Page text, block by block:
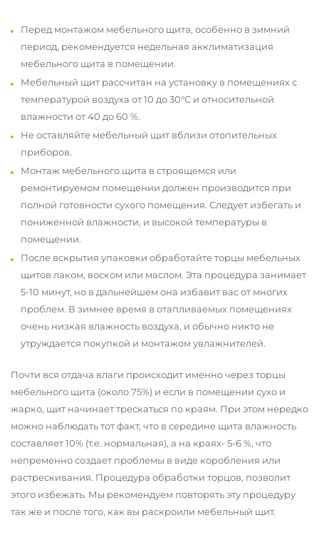
Перед монтажом мебельного щита, особенно в зимний
период, рекомендуется недельная акклиматизация
мебельного щита в помещении.
Мебельный щит рассчитан на установку в помещениях с
температурой воздуха от 10 до 30°С и относительной
влажности от 40 до 60 %.
Не оставляйте мебельный щит вблизи отопительных
приборов.
Монтаж мебельного щита в строящемся или
ремонтируемом помещении должен производится при
полной готовности сухого помещения. Следует избегать и
пониженной влажности, и высокой температуры в
помещении.
После вскрытия упаковки обработайте торцы мебельных
щитов лаком, воском или маслом. Эта процедура занимает
5-10 минут, но в дальнейшем она избавит вас от многих
проблем. В зимнее время в отапливаемых помещениях
очень низкая влажность воздуха, и обычно никто не
утруждается покупкой и монтажом увлажнителей.
Почти вся отдача влаги происходит именно через торцы
мебельного щита (около 75%) и если в помещении сухо и
жарко, щит начинает трескаться по краям. При этом нередко
можно наблюдать тот факт, что в середине щита влажность
составляет 10% (т.е. нормальная), а на краях- 5-6 %, что
непременно создает проблемы в виде коробления или
растрескивания. Процедура обработки торцов, позволит
этого избежать. Мы рекомендуем повторять эту процедуру
так же и после того, как вы раскроили мебельный щит.